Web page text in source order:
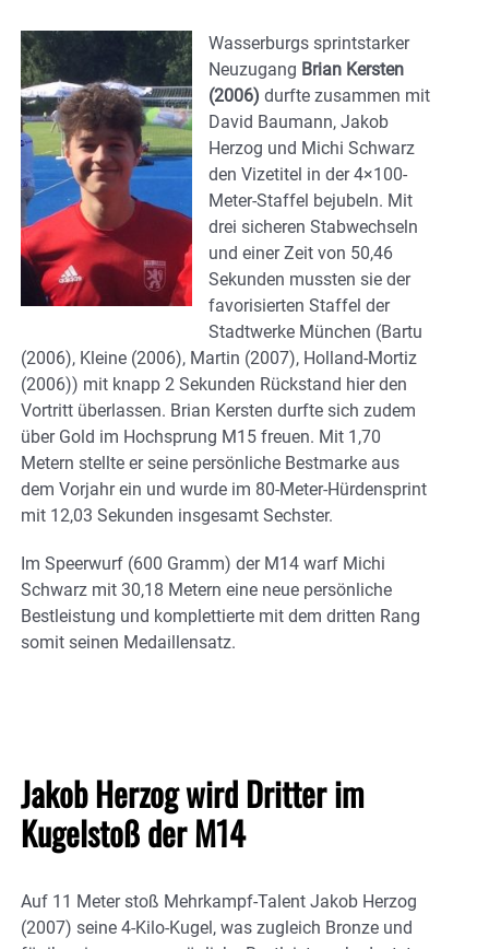
Wasserburgs sprintstarker
Neuzugang Brian Kersten
(2006) durfte zusammen mit
David Baumann, Jakob
Herzog und Michi Schwarz
den Vizetitel in der 4×100-
Meter-Staffel bejubeln. Mit
drei sicheren Stabwechseln
und einer Zeit von 50,46
Sekunden mussten sie der
favorisierten Staffel der
Stadtwerke München (Bartu
(2006), Kleine (2006), Martin (2007), Holland-Mortiz
(2006)) mit knapp 2 Sekunden Rückstand hier den
Vortritt überlassen. Brian Kersten durfte sich zudem
über Gold im Hochsprung M15 freuen. Mit 1,70
Metern stellte er seine persönliche Bestmarke aus
dem Vorjahr ein und wurde im 80-Meter-Hürdensprint
mit 12,03 Sekunden insgesamt Sechster.
Im Speerwurf (600 Gramm) der M14 warf Michi
Schwarz mit 30,18 Metern eine neue persönliche
Bestleistung und komplettierte mit dem dritten Rang
somit seinen Medaillensatz.
Jakob Herzog wird Dritter im
Kugelstoß der M14
Auf 11 Meter stoß Mehrkampf-Talent Jakob Herzog
(2007) seine 4-Kilo-Kugel, was zugleich Bronze und